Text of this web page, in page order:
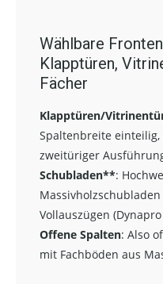
Wählbare
Klapptüren,
Fächer
Klapptüren/
Spaltenbreite
zweitüriger
Schubladen**:
Vollauszügen (Dynapro
Offene Spalten: Also
mit Fachböden aus